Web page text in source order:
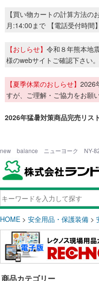
【買い物カートの計算方法
月:14:00まで 【電話受付時
【おしらせ】 令和８年熊本地
様のwebサイトご確認下さい。
【夏季休業のおしらせ】 2026
すが、ご理解・ご協力をお願
2026年猛暑対策商品完売リス
new balance ニューヨーク NY-
HOME > 安全用品・保護装備 >
商品カテゴリー